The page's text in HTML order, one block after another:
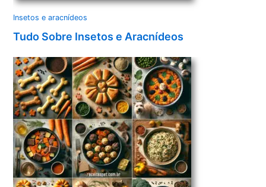
Insetos e aracnídeos
Tudo Sobre Insetos e Aracnídeos